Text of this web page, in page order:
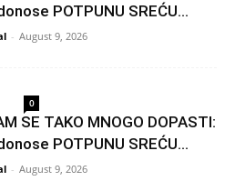
POTPUNU SREĆU...
- August 9, 2026
0
SE TAKO MNOGO DOPASTI:
POTPUNU SREĆU...
- August 9, 2026